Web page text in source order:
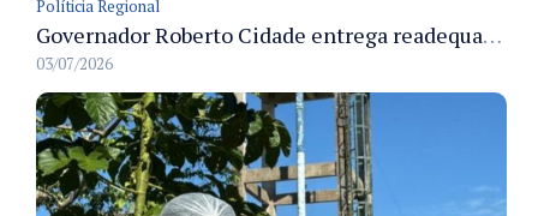
Políticia Regional
Governador Roberto Cidade entrega readequação do ambulatório da FCecon e amplia capacidade de atendimento oncológico em Manaus
03/07/2026